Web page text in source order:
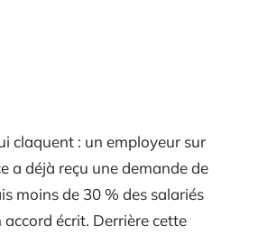
claquent : un employeur sur
a déjà reçu une demande de
moins de 30 % des salariés
écrit. Derrière cette